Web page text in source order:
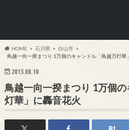
HOME 石川県
白山市
鳥越一向一揆まつり 1万個のキャンドル「鳥越万灯華
2015.08.10
鳥越一向一揆まつり 1万個
灯華」に轟音花火